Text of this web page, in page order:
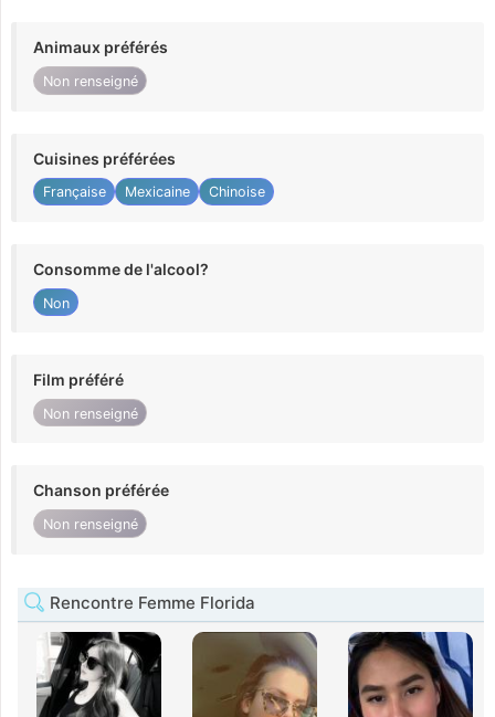
Animaux préférés
Non renseigné
Cuisines préférées
Française Mexicaine Chinoise
Consomme de l'alcool?
Non
Film préféré
Non renseigné
Chanson préférée
Non renseigné
Rencontre Femme Florida